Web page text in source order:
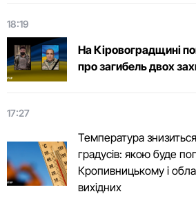
18:19
На Кіровоградщині
про загибель двох
17:27
Температура
градусів: якою буде
Кропивницькому і
вихідних